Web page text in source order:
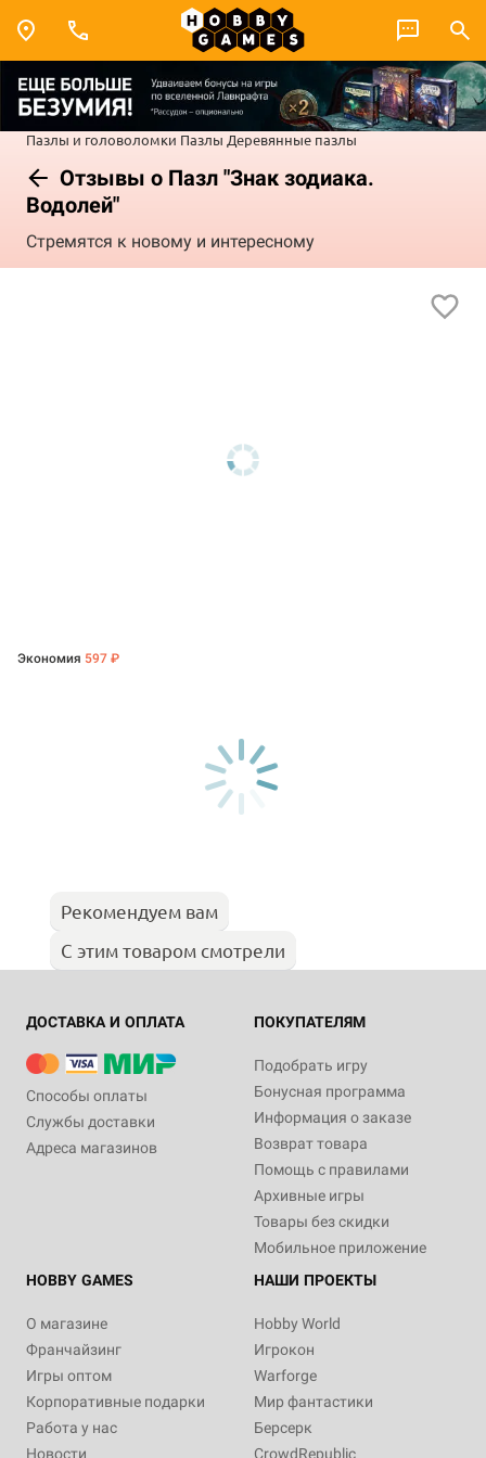
Пазлы и головоломки Пазлы Деревянные пазлы
Отзывы о Пазл "Знак зодиака.
Водолей"
Стремятся к новому и интересному
Экономия 597 ₽
Рекомендуем вам
С этим товаром смотрели
ДОСТАВКА И ОПЛАТА
Способы оплаты
Службы доставки
Адреса магазинов
ПОКУПАТЕЛЯМ
Подобрать игру
Бонусная программа
Информация о заказе
Возврат товара
Помощь с правилами
Архивные игры
Товары без скидки
Мобильное приложение
HOBBY GAMES
О магазине
Франчайзинг
Игры оптом
Корпоративные подарки
Работа у нас
Новости
НАШИ ПРОЕКТЫ
Hobby World
Игрокон
Warforge
Мир фантастики
Берсерк
CrowdRepublic